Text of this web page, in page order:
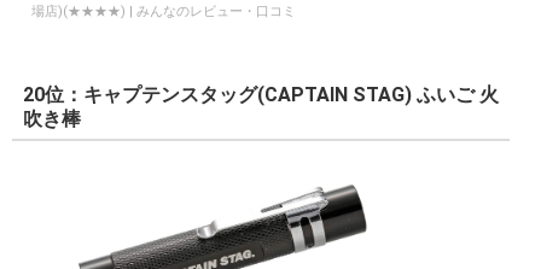
場店)(★★★★) | みんなのレビュー・口コミ
20位：キャプテンスタッグ(CAPTAIN STAG) ふいご 火
吹き棒